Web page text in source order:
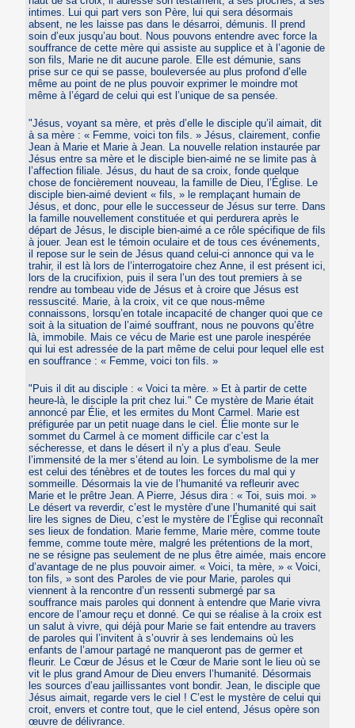
intimes. Lui qui part vers son Père, lui qui sera désormais
absent, ne les laisse pas dans le désarroi, démunis. Il prend
soin d’eux jusqu’au bout. Nous pouvons entendre avec force la
souffrance de cette mère qui assiste au supplice et à l’agonie de
son fils, Marie ne dit aucune parole. Elle est démunie, sans
prise sur ce qui se passe, bouleversée au plus profond d’elle
même au point de ne plus pouvoir exprimer le moindre mot
même à l’égard de celui qui est l’unique de sa pensée.
"Jésus, voyant sa mère, et près d’elle le disciple qu’il aimait, dit
à sa mère : « Femme, voici ton fils. » Jésus, clairement, confie
Jean à Marie et Marie à Jean. La nouvelle relation instaurée par
Jésus entre sa mère et le disciple bien-aimé ne se limite pas à
l’affection filiale. Jésus, du haut de sa croix, fonde quelque
chose de foncièrement nouveau, la famille de Dieu, l’Église. Le
disciple bien-aimé devient « fils, » le remplaçant humain de
Jésus, et donc, pour elle le successeur de Jésus sur terre. Dans
la famille nouvellement constituée et qui perdurera après le
départ de Jésus, le disciple bien-aimé a ce rôle spécifique de fils
à jouer. Jean est le témoin oculaire et de tous ces événements,
il repose sur le sein de Jésus quand celui-ci annonce qui va le
trahir, il est là lors de l’interrogatoire chez Anne, il est présent ici,
lors de la crucifixion, puis il sera l’un des tout premiers à se
rendre au tombeau vide de Jésus et à croire que Jésus est
ressuscité. Marie, à la croix, vit ce que nous-même
connaissons, lorsqu’en totale incapacité de changer quoi que ce
soit à la situation de l’aimé souffrant, nous ne pouvons qu’être
là, immobile. Mais ce vécu de Marie est une parole inespérée
qui lui est adressée de la part même de celui pour lequel elle est
en souffrance : « Femme, voici ton fils. »
"Puis il dit au disciple : « Voici ta mère. » Et à partir de cette
heure-là, le disciple la prit chez lui." Ce mystère de Marie était
annoncé par Élie, et les ermites du Mont Carmel. Marie est
préfigurée par un petit nuage dans le ciel. Élie monte sur le
sommet du Carmel à ce moment difficile car c’est la
sécheresse, et dans le désert il n’y a plus d’eau. Seule
l’immensité de la mer s’étend au loin. Le symbolisme de la mer
est celui des ténèbres et de toutes les forces du mal qui y
sommeille. Désormais la vie de l’humanité va refleurir avec
Marie et le prêtre Jean. A Pierre, Jésus dira : « Toi, suis moi. »
Le désert va reverdir, c’est le mystère d’une l’humanité qui sait
lire les signes de Dieu, c’est le mystère de l’Église qui reconnaît
ses lieux de fondation. Marie femme, Marie mère, comme toute
femme, comme toute mère, malgré les prétentions de la mort,
ne se résigne pas seulement de ne plus être aimée, mais encore
d’avantage de ne plus pouvoir aimer. « Voici, ta mère, » « Voici,
ton fils, » sont des Paroles de vie pour Marie, paroles qui
viennent à la rencontre d’un ressenti submergé par sa
souffrance mais paroles qui donnent à entendre que Marie vivra
encore de l’amour reçu et donné. Ce qui se réalise à la croix est
un salut à vivre, qui déjà pour Marie se fait entendre au travers
de paroles qui l’invitent à s’ouvrir à ses lendemains où les
enfants de l’amour partagé ne manqueront pas de germer et
fleurir. Le Cœur de Jésus et le Cœur de Marie sont le lieu où se
vit le plus grand Amour de Dieu envers l’humanité. Désormais
les sources d’eau jaillissantes vont bondir. Jean, le disciple que
Jésus aimait, regarde vers le ciel ! C’est le mystère de celui qui
croit, envers et contre tout, que le ciel entend, Jésus opère son
œuvre de délivrance.